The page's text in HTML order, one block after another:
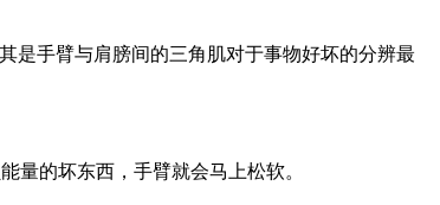
是手臂与肩膀间的三角肌对于事物好坏的分辨最
量的坏东西，手臂就会马上松软。